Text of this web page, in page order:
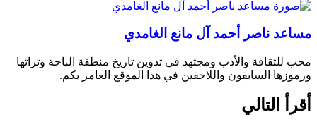
مساعد ناصر أحمد آل مانع الغامدي
محب للثقافة والأدب ومجتهد في تدوين تاريخ منطقة الباحة وتراثها
ورموزها السابقون واللاحقين في هذا الموقع العامر بكم.
أقرأ التالي